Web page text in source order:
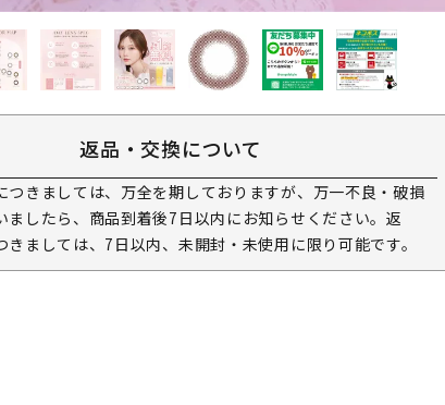
返品・交換について
つきましては、万全を期しておりますが、万一不良・破損
ましたら、商品到着後7日以内にお知らせください。返
きましては、7日以内、未開封・未使用に限り可能です。